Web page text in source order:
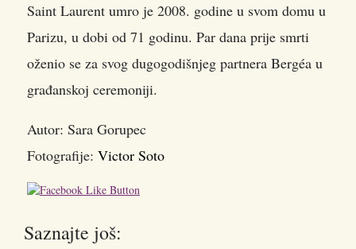
Saint Laurent umro je 2008. godine u svom domu u
Parizu, u dobi od 71 godinu. Par dana prije smrti
oženio se za svog dugogodišnjeg partnera Bergéa u
građanskoj ceremoniji.
Autor: Sara Gorupec
Fotografije: Victor Soto
Saznajte još: